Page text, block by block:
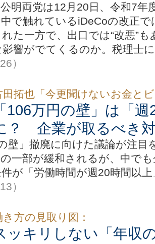
明両党は12月20日、令和7年
で触れているiDeCoの改正で
た一方で、出口では“改悪”
響がでてくるのか。税理士
）
田拓也「今更聞けないお金と
「106万円の壁」は「
？ 企業が取るべき
壁」撤廃に向けた議論が注
一部が緩和されるが、中で
が「労働時間が週20時間以
）
き方の見取り図：
ッキリしない「年